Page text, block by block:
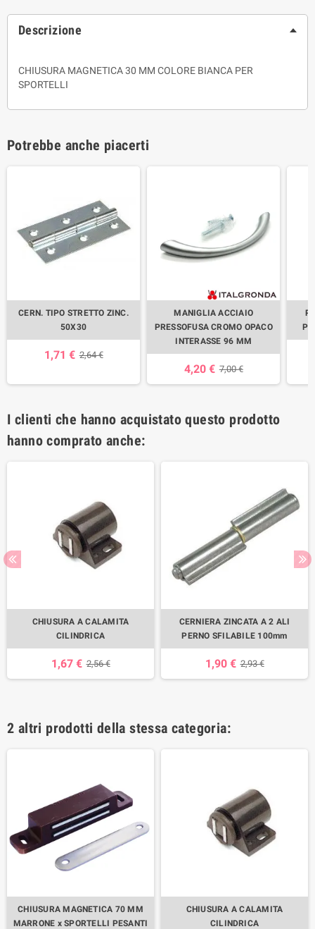
Descrizione
CHIUSURA MAGNETICA 30 MM COLORE BIANCA PER
SPORTELLI
Potrebbe anche piacerti
CERN. TIPO STRETTO ZINC.
50X30
1,71 € 2,64 €
MANIGLIA ACCIAIO
PRESSOFUSA CROMO OPACO
INTERASSE 96 MM
4,20 € 7,00 €
I clienti che hanno acquistato questo prodotto
hanno comprato anche:
CHIUSURA A CALAMITA
CILINDRICA
1,67 € 2,56 €
CERNIERA ZINCATA A 2 ALI
PERNO SFILABILE 100mm
1,90 € 2,93 €
2 altri prodotti della stessa categoria:
CHIUSURA MAGNETICA 70 MM
MARRONE x SPORTELLI PESANTI
CHIUSURA A CALAMITA
CILINDRICA